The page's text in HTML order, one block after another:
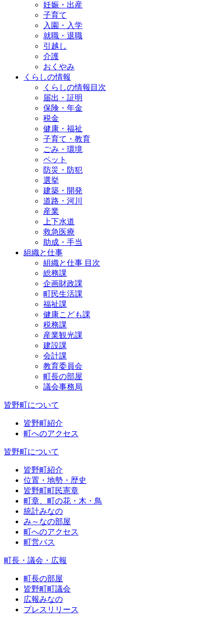
妊娠・出産
子育て
入園・入学
就職・退職
引越し
介護
おくやみ
くらしの情報
くらしの情報目次
届出・証明
保険・年金
税金
健康・福祉
子育て・教育
ごみ・環境
ペット
防災・防犯
選挙
建築・開発
道路・河川
産業
上下水道
救急医療
助成・手当
組織と仕事
組織と仕事 目次
総務課
企画財政課
町民生活課
福祉課
健康こども課
税務課
産業観光課
建設課
会計課
教育委員会
町長の部屋
議会事務局
皆野町について
皆野町紹介
町へのアクセス
皆野町について
皆野町紹介
位置・地勢・歴史
皆野町町民憲章
町章、町の花・木・鳥
統計みなの
み～なの部屋
町へのアクセス
町営バス
町長・議会・広報
町長の部屋
皆野町町議会
広報みなの
プレスリリース